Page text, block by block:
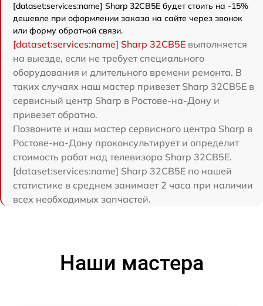
[dataset:services:name] Sharp 32CB5E будет стоить на -15%
дешевле при оформлении заказа на сайте через звонок
или форму обратной связи.
[dataset:services:name] Sharp 32CB5E выполняется
на выезде, если не требует специального
оборудования и длительного времени ремонта. В
таких случаях наш мастер привезет Sharp 32CB5E в
сервисный центр Sharp в Ростове-на-Дону и
привезет обратно.
Позвоните и наш мастер сервисного центра Sharp в
Ростове-на-Дону проконсультирует и определит
стоимость работ над телевизора Sharp 32CB5E.
[dataset:services:name] Sharp 32CB5E по нашей
статистике в среднем занимает 2 часа при наличии
всех необходимых запчастей.
Наши мастера